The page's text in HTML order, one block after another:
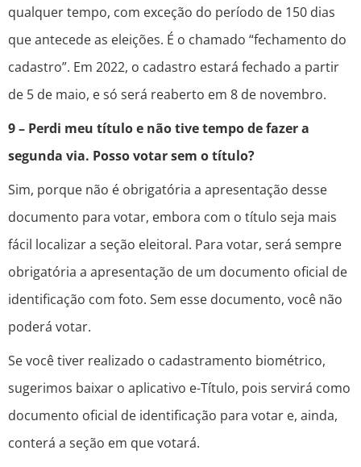
qualquer tempo, com exceção do período de 150 dias
que antecede as eleições. É o chamado “fechamento do
cadastro”. Em 2022, o cadastro estará fechado a partir
de 5 de maio, e só será reaberto em 8 de novembro.
9 – Perdi meu título e não tive tempo de fazer a
segunda via. Posso votar sem o título?
Sim, porque não é obrigatória a apresentação desse
documento para votar, embora com o título seja mais
fácil localizar a seção eleitoral. Para votar, será sempre
obrigatória a apresentação de um documento oficial de
identificação com foto. Sem esse documento, você não
poderá votar.
Se você tiver realizado o cadastramento biométrico,
sugerimos baixar o aplicativo e-Título, pois servirá como
documento oficial de identificação para votar e, ainda,
conterá a seção em que votará.